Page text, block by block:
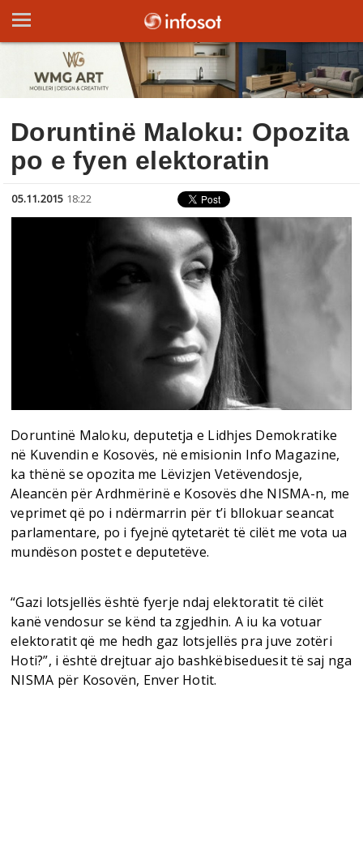
Doruntinë Maloku: Opozita
po e fyen elektoratin
05.11.2015 18:22
Doruntinë Maloku, deputetja e Lidhjes Demokratike
në Kuvendin e Kosovës, në emisionin Info Magazine,
ka thënë se opozita me Lëvizjen Vetëvendosje,
Aleancën për Ardhmërinë e Kosovës dhe NISMA-n, me
veprimet që po i ndërmarrin për t’i bllokuar seancat
parlamentare, po i fyejnë qytetarët të cilët me vota ua
mundëson postet e deputetëve.
“Gazi lotsjellës është fyerje ndaj elektoratit të cilët
kanë vendosur se kënd ta zgjedhin. A iu ka votuar
elektoratit që me hedh gaz lotsjellës pra juve zotëri
Hoti?”, i është drejtuar ajo bashkëbiseduesit të saj nga
NISMA për Kosovën, Enver Hotit.